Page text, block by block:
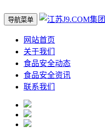
导航菜单
网站首页
关于我们
食品安全动态
食品安全资讯
联系我们